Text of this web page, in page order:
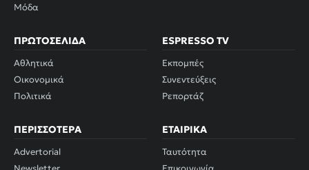
Μόδα
ΠΡΩΤΟΣΈΛΙΔΑ
Αθλητικά
Οικονομικά
Πολιτικά
ESPRESSO TV
Εκπομπές
Συνεντεύξεις
Ρεπορτάζ
ΠΕΡΙΣΣΌΤΕΡΑ
Advertorial
ΕΤΑΙΡΙΚΆ
Ταυτότητα